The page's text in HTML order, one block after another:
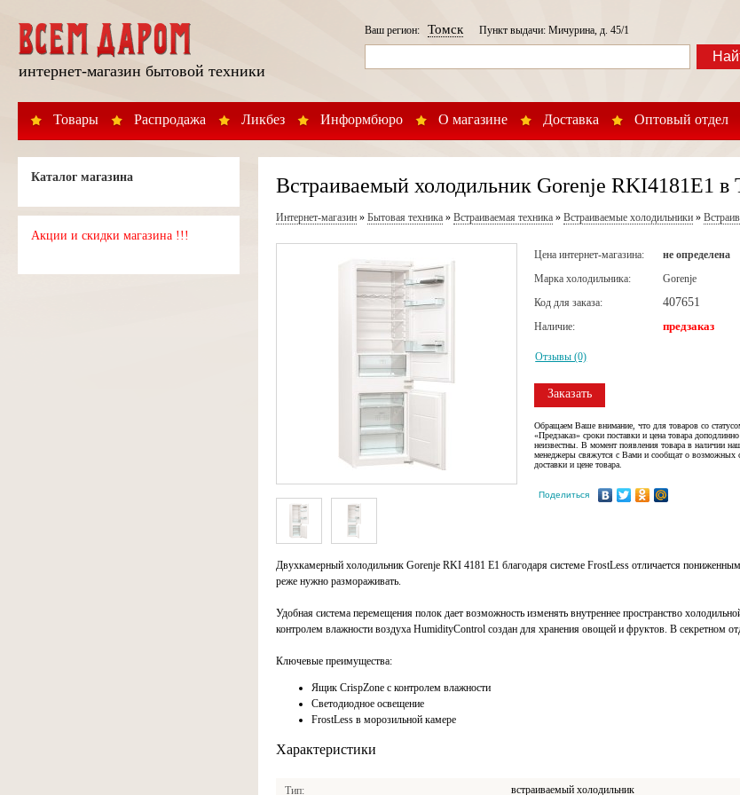
интернет-магазин бытовой техники
Товары Распродажа Ликбез Информбюро О магазине Доставка Оптовый отдел
Ваш регион:ТомскПункт выдачи: Мичурина, д. 45/1
Каталог магазина
Акции и скидки магазина !!!
Встраиваемый холодильник Gorenje RKI4181E1 в
Интернет-магазин »Бытовая техника »Встраиваемая техника »Встраиваемые холодильники »
Цена интернет-магазина:
не определена
Марка холодильника:
Gorenje
Код для заказа:
407651
Наличие: предзаказ
Отзывы (0)
Заказать
Обращаем Ваше внимание, что для товаров со
«Предзаказ» сроки поставки и цена товара доподлинно
неизвестны. В момент появления товара в наличии
менеджеры свяжутся с Вами и сообщат о возможных
доставки и цене товара.
Поделиться
Двухкамерный холодильник Gorenje RKI 4181 E1 благодаря системе FrostLess отличается
реже нужно размораживать.
Удобная система перемещения полок дает возможность изменять внутреннее пространство
контролем влажности воздуха HumidityControl создан для хранения овощей и фруктов. В секретном
Ключевые преимущества:
Ящик CrispZone с контролем влажности
Светодиодное освещение
FrostLess в морозильной камере
Характеристики
Тип встраиваемый холодильник